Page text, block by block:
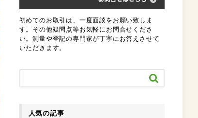
初めてのお取引は、一度面談をお願い致しま
す。その他疑問点等お気軽にお問合せくださ
い。測量や登記の専門家が丁寧にお答えさせて
いただきます。

人気の記事